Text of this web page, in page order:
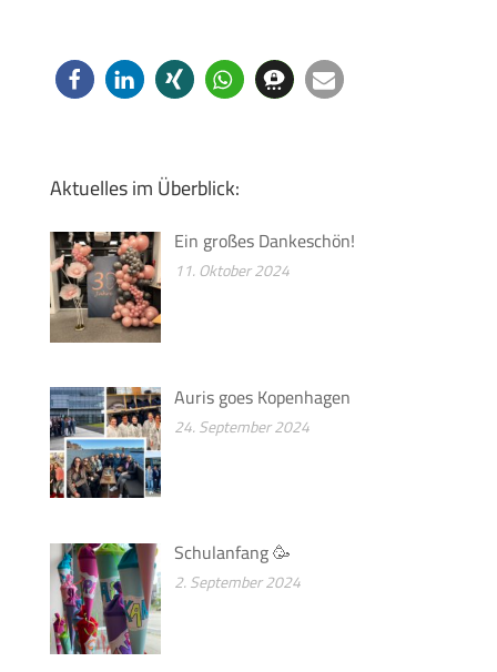
Aktuelles im Überblick:
Ein großes Dankeschön!
11. Oktober 2024
Auris goes Kopenhagen
24. September 2024
Schulanfang 🥳
2. September 2024